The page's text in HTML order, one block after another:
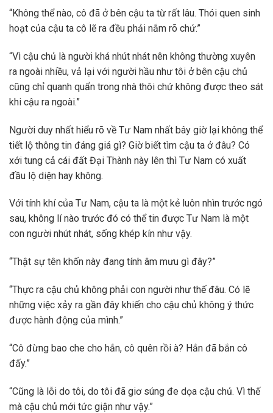
“Không thể nào, cô đã ở bên cậu ta từ rất lâu. Thói quen sinh
hoạt của cậu ta cô lẽ ra đều phải nắm rõ chứ.”
“Vì cậu chủ là người khá nhút nhát nên không thường xuyên
ra ngoài nhiều, vả lại với người hầu như tôi ở bên cậu chủ
cũng chỉ quanh quẩn trong nhà thôi chứ không được theo sát
khi cậu ra ngoài.”
Người duy nhất hiểu rõ về Tư Nam nhất bây giờ lại không thể
tiết lộ thông tin đáng giá gì? Giờ biết tìm cậu ta ở đâu? Có
xới tung cả cái đất Đại Thành này lên thì Tư Nam có xuất
đầu lộ diện hay không.
Với tính khí của Tư Nam, cậu ta là một kẻ luôn nhìn trước ngó
sau, không lí nào trước đó có thể tin được Tư Nam là một
con người nhút nhát, sống khép kín như vậy.
“Thật sự tên khốn này đang tính âm mưu gì đây?”
“Thực ra cậu chủ không phải con người như thế đâu. Có lẽ
những việc xảy ra gần đây khiến cho cậu chủ không ý thức
được hành động của mình.”
“Cô đừng bao che cho hắn, cô quên rồi à? Hắn đã bắn cô
đấy.”
“Cũng là lỗi do tôi, do tôi đã giơ súng đe dọa cậu chủ. Vì thế
mà cậu chủ mới tức giận như vậy.”